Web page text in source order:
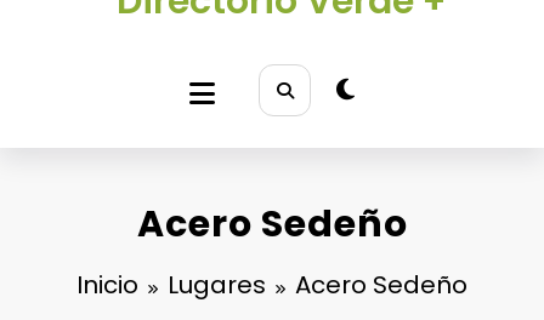
Acero Sedeño
Inicio Lugares Acero Sedeño